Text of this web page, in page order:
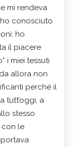
mi rendeva
ho conosciuto
ho
il piacere
i miei tessuti
allora non
perché il
tutt’oggi, a
stesso
con le